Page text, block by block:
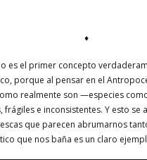
♦
es el primer concepto
porque al pensar en el
realmente son —especies
frágiles e inconsistentes. Y esto se
que parecen abrumarnos
que nos baña es un claro